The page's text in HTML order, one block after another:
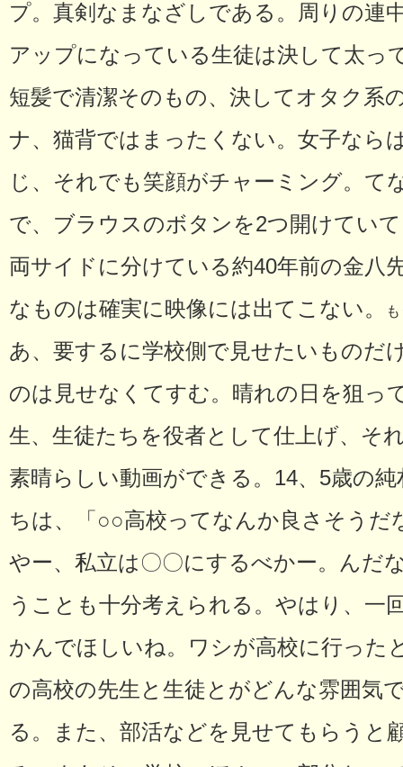
プ。真剣なまなざしである。周りの連
アップになっている生徒は決して太っ
短髪で清潔そのもの、決してオタク系
ナ、猫背ではまったくない。女子なら
じ、それでも笑顔がチャーミング。て
で、ブラウスのボタンを2つ開けてい
両サイドに分けている約40年前の金八
なものは確実に映像には出てこない。
あ、要するに学校側で見せたいものだ
のは見せなくてすむ。晴れの日を狙っ
生、生徒たちを役者として仕上げ、そ
素晴らしい動画ができる。14、5歳の
ちは、「○○高校ってなんか良さそうだ
やー、私立は〇〇にするべかー。んだ
うことも十分考えられる。やはり、一
かんでほしいね。ワシが高校に行った
の高校の先生と生徒とがどんな雰囲気
る。また、部活などを見せてもらうと